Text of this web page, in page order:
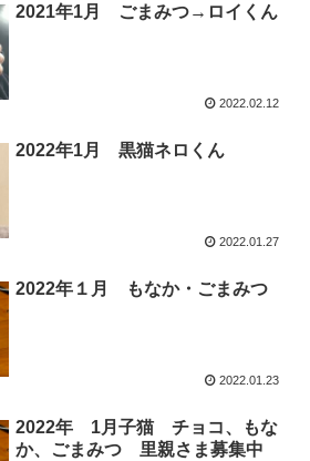
2021年1月 ごまみつ→ロイくん
2022.02.12
2022年1月 黒猫ネロくん
2022.01.27
2022年１月 もなか・ごまみつ
2022.01.23
2022年 1月子猫 チョコ、もな
か、ごまみつ 里親さま募集中